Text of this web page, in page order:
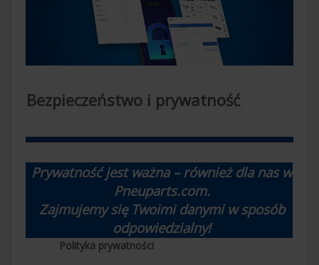
Bezpieczeństwo i prywatność
Prywatność jest ważna – również dla nas w
Pneuparts.com.
Zajmujemy się Twoimi danymi w sposób
odpowiedzialny!
Polityka prywatności